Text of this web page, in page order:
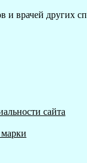
и врачей других
сайта